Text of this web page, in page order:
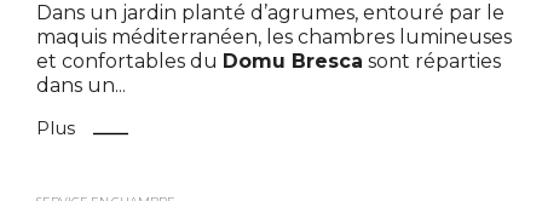
Dans un jardin planté d’agrumes, entouré par le
maquis méditerranéen, les chambres lumineuses
et confortables du Domu Bresca sont réparties
dans un...
Plus